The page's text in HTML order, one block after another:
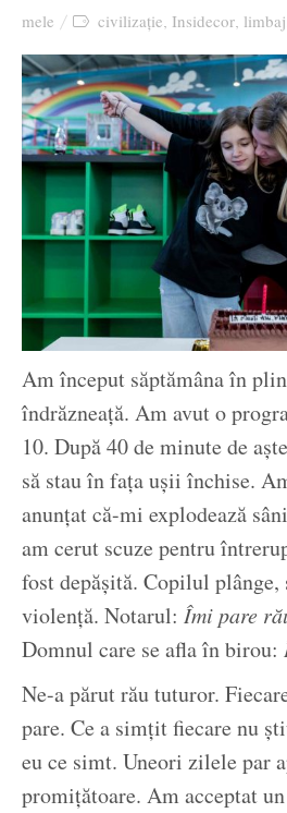
mele
civilizație, Insidecor, limbaj
Am început săptămâna în
îndrăzneață. Am avut o
10. După 40 de minute de
să stau în fața ușii închise.
anunțat că-mi explodează
am cerut scuze pentru
fost depășită. Copilul plânge,
violență. Notarul: Îmi pare
Domnul care se afla în birou:
Ne-a părut rău tuturor.
pare. Ce a simțit fiecare nu
eu ce simt. Uneori zilele par
promițătoare. Am acceptat